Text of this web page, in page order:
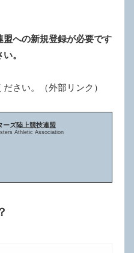
への新規登録が必要です
。
さい。（外部リンク）
ーズ陸上競技連盟
Athletic Association